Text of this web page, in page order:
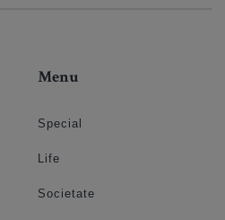
Menu
Special
Life
Societate